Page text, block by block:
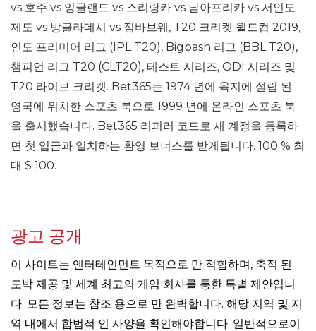
vs 호주 vs 잉글랜드 vs 스리랑카 vs 남아프리카 vs 서인도
제도 vs 방글라데시 vs 짐바브웨, T20 크리켓 월드컵 2019,
인도 프리미어 리그 (IPL T20), Bigbash 리그 (BBL T20),
챔피언 리그 T20 (CLT20), 테스트 시리즈, ODI 시리즈 및
T20 라이브 크리켓. Bet365는 1974 년에 육지에 설립 된
영국에 위치한 스포츠 북으로 1999 년에 온라인 스포츠 북
을 출시했습니다. Bet365 리퍼러 코드로 새 계정을 등록하
면 첫 입금과 일치하는 환영 보너스를 받게됩니다. 100 % 최
대 $ 100.
광고 공개
이 사이트는 엔터테인먼트 목적으로 만 적합하며, 축적 된
도박 제공 및 세계 최고의 게임 회사를 통한 특별 제안입니
다. 모든 정보는 참조 용으로 만 완벽합니다. 해당 지역 및 지
역 내에서 합법적 인 사양을 확인해야합니다. 일반적으로이